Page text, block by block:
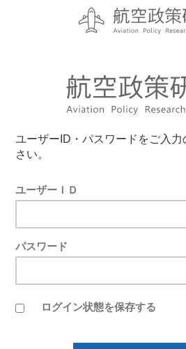
ユーザーID・パスワードをご入
さい。
ユーザーＩＤ
パスワード
ログイン状態を保存する